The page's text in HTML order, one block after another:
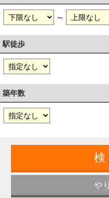
～
駅徒歩
築年数